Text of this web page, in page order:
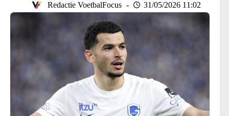
Redactie VoetbalFocus
31/05/2026 11:02